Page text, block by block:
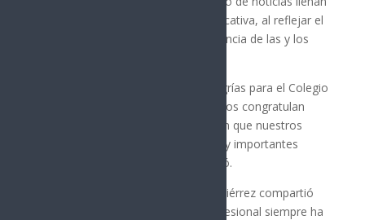
de orgullo a toda la comunidad educativa, al reflejar el
esfuerzo, la disciplina y la perseverancia de las y los
“Ha sido un periodo de muchas alegrías para el Colegio
de Bachilleres y logros como este nos congratulan
profundamente, porque demuestran que nuestros
jóvenes pueden alcanzar metas muy importantes
dentro y fuera de las aulas”, destacó.
Por su parte, Jesús Airán Torres Gutiérrez compartió
que formar parte de un equipo profesional siempre ha